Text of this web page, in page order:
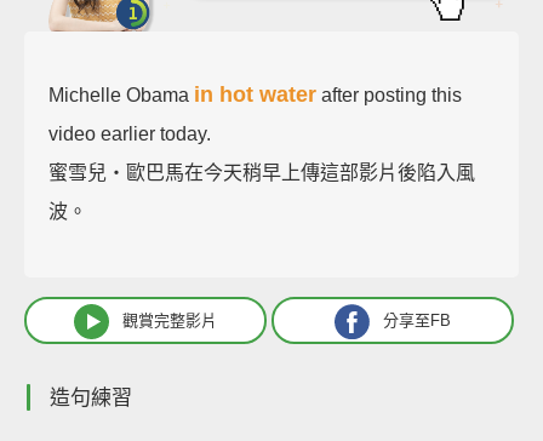
Michelle Obama in hot water after posting this
video earlier today.
蜜雪兒‧歐巴馬在今天稍早上傳這部影片後陷入風
波。
觀賞完整影片 分享至FB
造句練習